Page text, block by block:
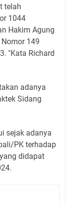
telah
1044
Hakim Agung
149
"Kata Richard
adanya
Sidang
sejak adanya
PK terhadap
didapat